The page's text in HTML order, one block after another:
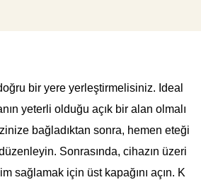
bir yere yerleştirmelisiniz. Ideal
yeterli olduğu açık bir alan olmalı
bağladıktan sonra, hemen eteği
Sonrasında, cihazın üzeri
sağlamak için üst kapağını açın. K